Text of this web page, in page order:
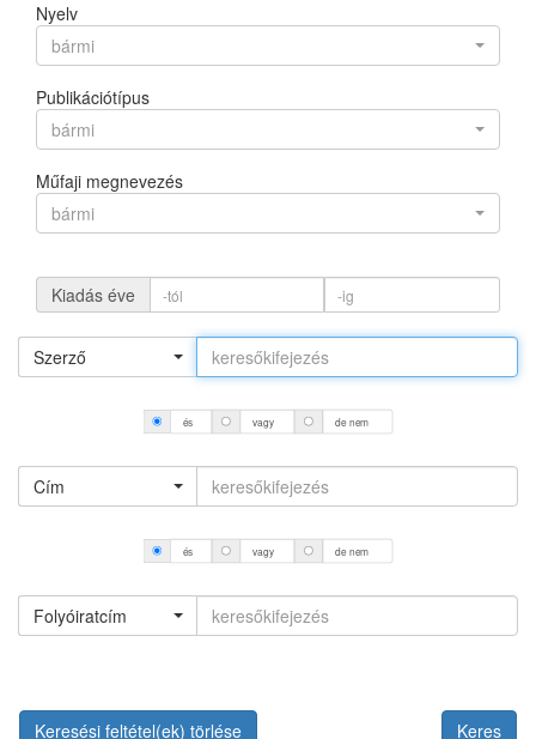
Nyelv
bármi
Publikációtípus
bármi
Műfaji megnevezés
bármi
Kiadás éve
Szerző
és vagy de nem
Cím
és vagy de nem
Folyóiratcím
Keresési feltétel(ek) törlése